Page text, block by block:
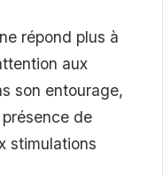
répond plus à
aux
son entourage,
de
stimulations